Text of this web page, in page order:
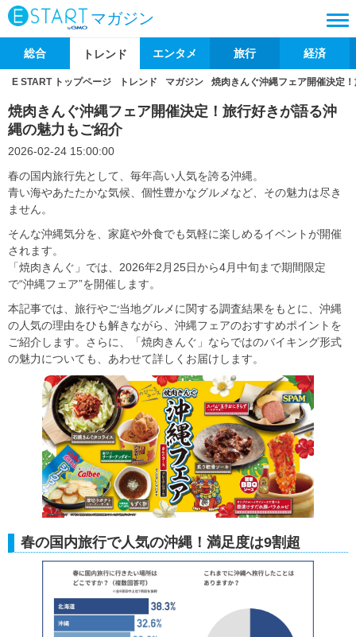
マガジン
総合 トレンド エンタメ 旅行 経済
E START トップページ トレンド マガジン 焼肉きんぐ沖縄フェア開催決定
焼肉きんぐ沖縄フェア開催決定！旅行好きが語る沖
縄の魅力もご紹介
2026-02-24 15:00:00
春の国内旅行先として、毎年高い人気を誇る沖縄。
青い海やあたたかな気候、個性豊かなグルメなど、その魅力は尽き
ません。
そんな沖縄気分を、家庭や外食でも気軽に楽しめるイベントが開催
されます。
「焼肉きんぐ」では、2026年2月25日から4月中旬まで期間限定
で“沖縄フェア”を開催します。
本記事では、旅行やご当地グルメに関する調査結果をもとに、沖縄
の人気の理由をひも解きながら、沖縄フェアのおすすめポイントを
ご紹介します。さらに、「焼肉きんぐ」ならではのバイキング形式
の魅力についても、あわせて詳しくお届けします。
春の国内旅行で人気の沖縄！満足度は9割超